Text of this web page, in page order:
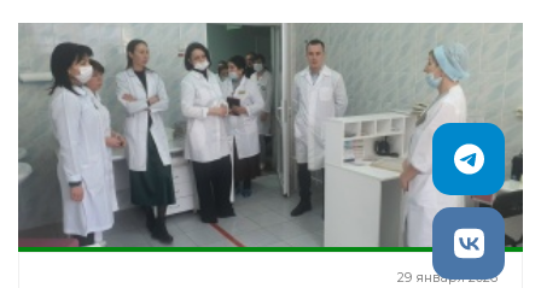
29 января 2026